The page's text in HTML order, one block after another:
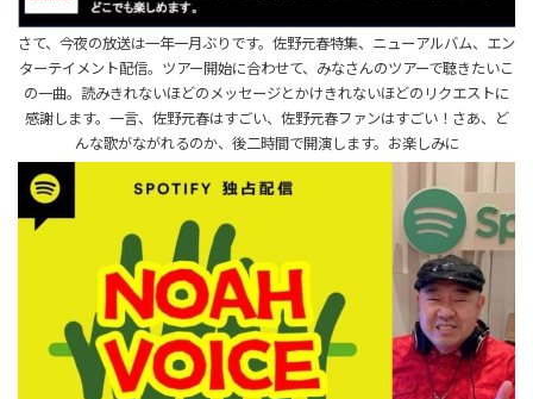
さて、今夜の放送は一年一月ぶりです。佐野元春特集、ニューアルバム、エン
ターテイメント配信。ツアー開始に合わせて、みなさんのツアーで聴きたいこ
の一曲。読みきれないほどのメッセージとかけきれないほどのリクエストに
感謝します。一言、佐野元春はすごい、佐野元春ファンはすごい！さあ、ど
んな歌がながれるのか、後二時間で開演します。お楽しみに